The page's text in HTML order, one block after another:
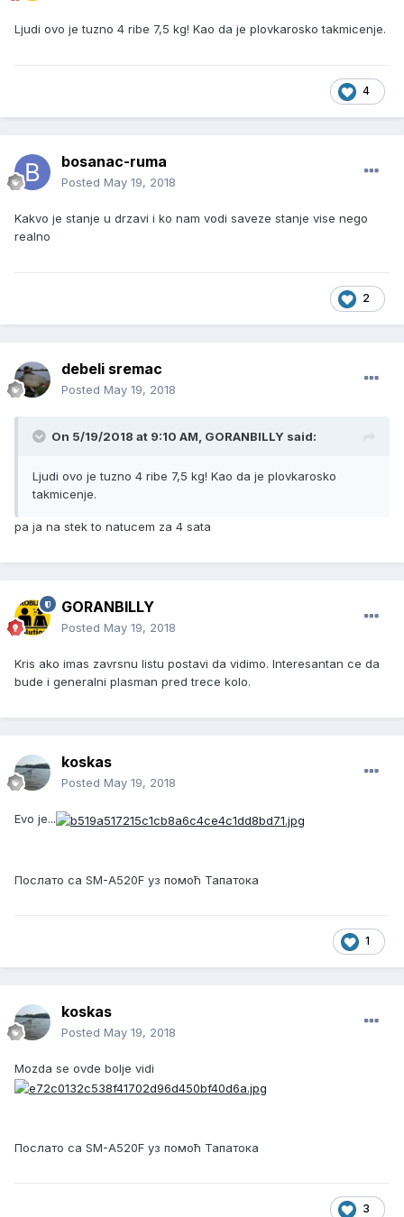
Ljudi ovo je tuzno 4 ribe 7,5 kg! Kao da je plovkarosko takmicenje.
4
bosanac-ruma
Posted May 19, 2018
Kakvo je stanje u drzavi i ko nam vodi saveze stanje vise nego
realno
2
debeli sremac
Posted May 19, 2018
On 5/19/2018 at 9:10 AM, GORANBILLY said:
Ljudi ovo je tuzno 4 ribe 7,5 kg! Kao da je plovkarosko
takmicenje.
pa ja na stek to natucem za 4 sata
GORANBILLY
Posted May 19, 2018
Kris ako imas zavrsnu listu postavi da vidimo. Interesantan ce da
bude i generalni plasman pred trece kolo.
koskas
Posted May 19, 2018
Evo je...
Послато са SM-A520F уз помоћ Тапатока
1
koskas
Posted May 19, 2018
Mozda se ovde bolje vidi
Послато са SM-A520F уз помоћ Тапатока
3